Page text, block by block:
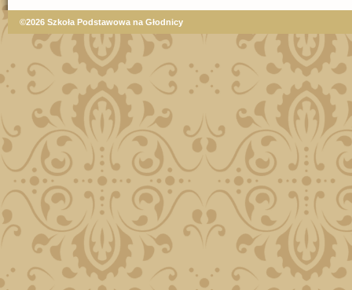
©2026 Szkoła Podstawowa na Głodnicy